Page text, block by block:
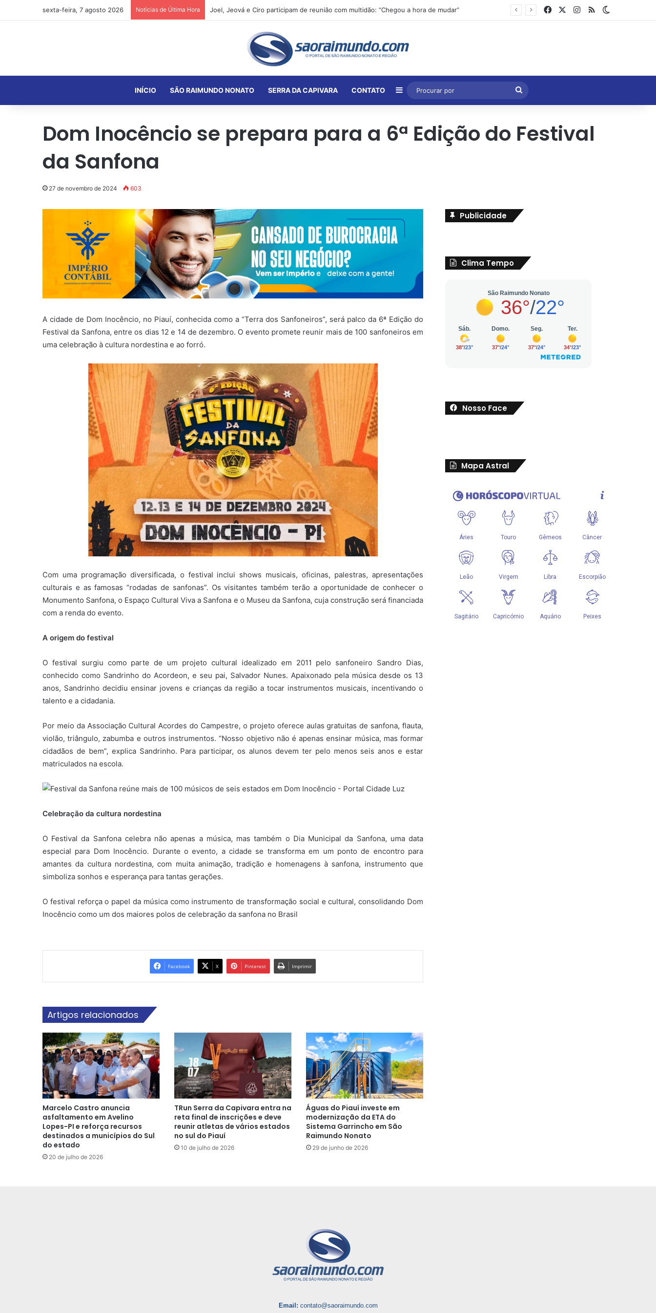
sexta-feira, 7 agosto 2026 Notícias de Última Hora FacebookInstagram
RSS
INÍCIO SÃO RAIMUNDO NONATO SERRA DA CAPIVARA CONTATO Barra Lateral
Procurar
por
Dom Inocêncio se prepara para a 6ª Edição do Festival
da Sanfona
27 de novembro de 2024 603
A cidade de Dom Inocêncio, no Piauí, conhecida como a “Terra dos Sanfoneiros”, será palco da 6ª Edição do
Festival da Sanfona, entre os dias 12 e 14 de dezembro. O evento promete reunir mais de 100 sanfoneiros em
uma celebração à cultura nordestina e ao forró.
Com uma programação diversificada, o festival inclui shows musicais, oficinas, palestras, apresentações
culturais e as famosas “rodadas de sanfonas”. Os visitantes também terão a oportunidade de conhecer o
Monumento Sanfona, o Espaço Cultural Viva a Sanfona e o Museu da Sanfona, cuja construção será financiada
com a renda do evento.
A origem do festival
O festival surgiu como parte de um projeto cultural idealizado em 2011 pelo sanfoneiro Sandro Dias,
conhecido como Sandrinho do Acordeon, e seu pai, Salvador Nunes. Apaixonado pela música desde os 13
anos, Sandrinho decidiu ensinar jovens e crianças da região a tocar instrumentos musicais, incentivando o
talento e a cidadania.
Por meio da Associação Cultural Acordes do Campestre, o projeto oferece aulas gratuitas de sanfona, flauta,
violão, triângulo, zabumba e outros instrumentos. “Nosso objetivo não é apenas ensinar música, mas formar
cidadãos de bem”, explica Sandrinho. Para participar, os alunos devem ter pelo menos seis anos e estar
matriculados na escola.
Celebração da cultura nordestina
O Festival da Sanfona celebra não apenas a música, mas também o Dia Municipal da Sanfona, uma data
especial para Dom Inocêncio. Durante o evento, a cidade se transforma em um ponto de encontro para
amantes da cultura nordestina, com muita animação, tradição e homenagens à sanfona, instrumento que
simboliza sonhos e esperança para tantas gerações.
O festival reforça o papel da música como instrumento de transformação social e cultural, consolidando Dom
Inocêncio como um dos maiores polos de celebração da sanfona no Brasil
Facebook X Pinterest Imprimir
Artigos relacionados
Marcelo Castro anuncia
asfaltamento em Avelino
Lopes-PI e reforça recursos
destinados a municípios do Sul
do estado
20 de julho de 2026
TRun Serra da Capivara entra na
reta final de inscrições e deve
reunir atletas de vários estados
no sul do Piauí
10 de julho de 2026
Águas do Piauí investe em
modernização da ETA do
Sistema Garrincho em São
Raimundo Nonato
29 de junho de 2026
Publicidade
Clima Tempo
Nosso Face
Mapa Astral
Email: contato@saoraimundo.com